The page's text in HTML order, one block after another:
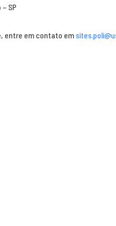
SP
entre em contato em